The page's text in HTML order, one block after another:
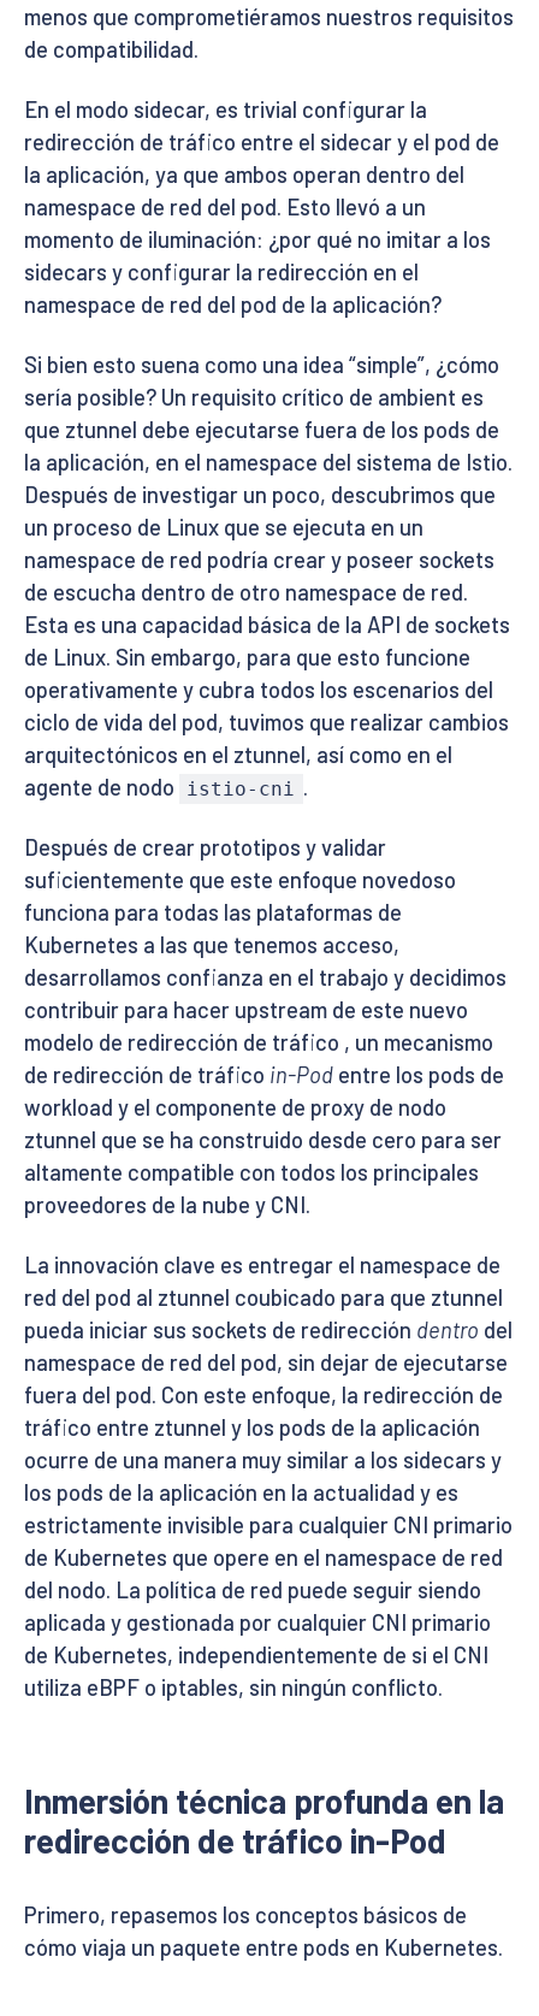
menos que comprometiéramos nuestros requisitos
de compatibilidad.
En el modo sidecar, es trivial configurar la
redirección de tráfico entre el sidecar y el pod de
la aplicación, ya que ambos operan dentro del
namespace de red del pod. Esto llevó a un
momento de iluminación: ¿por qué no imitar a los
sidecars y configurar la redirección en el
namespace de red del pod de la aplicación?
Si bien esto suena como una idea “simple”, ¿cómo
sería posible? Un requisito crítico de ambient es
que ztunnel debe ejecutarse fuera de los pods de
la aplicación, en el namespace del sistema de Istio.
Después de investigar un poco, descubrimos que
un proceso de Linux que se ejecuta en un
namespace de red podría crear y poseer sockets
de escucha dentro de otro namespace de red.
Esta es una capacidad básica de la API de sockets
de Linux. Sin embargo, para que esto funcione
operativamente y cubra todos los escenarios del
ciclo de vida del pod, tuvimos que realizar cambios
arquitectónicos en el ztunnel, así como en el
agente de nodo
istio-cni .
Después de crear prototipos y validar
suficientemente que este enfoque novedoso
funciona para todas las plataformas de
Kubernetes a las que tenemos acceso,
desarrollamos confianza en el trabajo y decidimos
contribuir para hacer upstream de este nuevo
modelo de redirección de tráfico , un mecanismo
de redirección de tráfico in-Pod entre los pods de
workload y el componente de proxy de nodo
ztunnel que se ha construido desde cero para ser
altamente compatible con todos los principales
proveedores de la nube y CNI.
La innovación clave es entregar el namespace de
red del pod al ztunnel coubicado para que ztunnel
pueda iniciar sus sockets de redirección dentro del
namespace de red del pod, sin dejar de ejecutarse
fuera del pod. Con este enfoque, la redirección de
tráfico entre ztunnel y los pods de la aplicación
ocurre de una manera muy similar a los sidecars y
los pods de la aplicación en la actualidad y es
estrictamente invisible para cualquier CNI primario
de Kubernetes que opere en el namespace de red
del nodo. La política de red puede seguir siendo
aplicada y gestionada por cualquier CNI primario
de Kubernetes, independientemente de si el CNI
utiliza eBPF o iptables, sin ningún conflicto.
Inmersión técnica profunda en la
redirección de tráfico in-Pod
Primero, repasemos los conceptos básicos de
cómo viaja un paquete entre pods en Kubernetes.